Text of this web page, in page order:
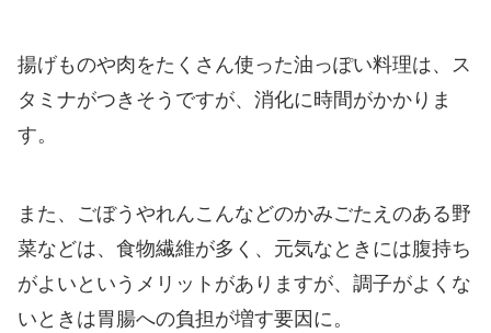
揚げものや肉をたくさん使った油っぽい料理は、ス
タミナがつきそうですが、消化に時間がかかりま
す。
また、ごぼうやれんこんなどのかみごたえのある野
菜などは、食物繊維が多く、元気なときには腹持ち
がよいというメリットがありますが、調子がよくな
いときは胃腸への負担が増す要因に。